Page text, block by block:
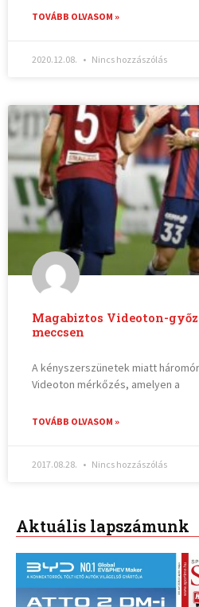
TOVÁBB OLVASOM »
2020.12.08. Nincs hozzászólás
Magabiztos Videoton-
meccsen
A kényszerszünetek miatt
Videoton mérkőzés, amelyen a
TOVÁBB OLVASOM »
2017.08.28. Nincs hozzászólás
Aktuális lapszámunk